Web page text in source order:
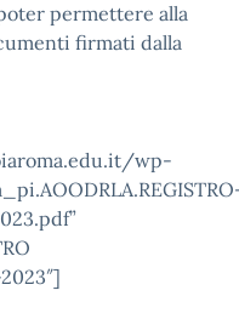
permettere alla
firmati dalla
wp-